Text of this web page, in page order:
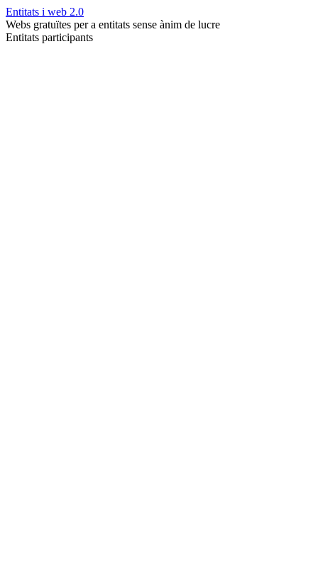
Entitats i web 2.0
Webs gratuïtes per a entitats sense ànim de lucre
Entitats participants